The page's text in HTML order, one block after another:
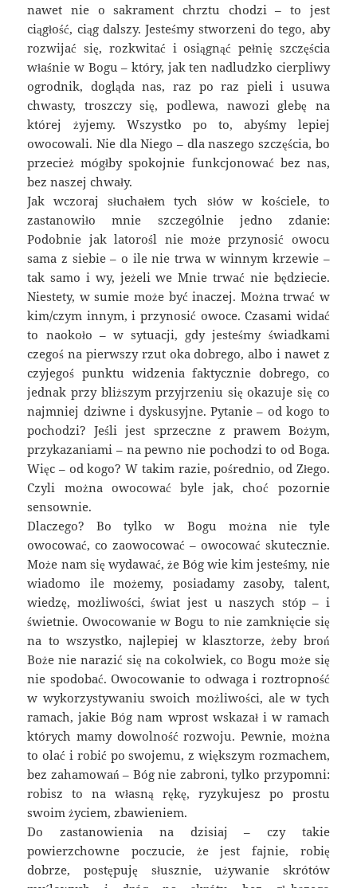
nawet nie o sakrament chrztu chodzi – to jest
ciągłość, ciąg dalszy. Jesteśmy stworzeni do tego, aby
rozwijać się, rozkwitać i osiągnąć pełnię szczęścia
właśnie w Bogu – który, jak ten nadludzko cierpliwy
ogrodnik, dogląda nas, raz po raz pieli i usuwa
chwasty, troszczy się, podlewa, nawozi glebę na
której żyjemy. Wszystko po to, abyśmy lepiej
owocowali. Nie dla Niego – dla naszego szczęścia, bo
przecież mógłby spokojnie funkcjonować bez nas,
bez naszej chwały.
Jak wczoraj słuchałem tych słów w kościele, to
zastanowiło mnie szczególnie jedno zdanie:
Podobnie jak latorośl nie może przynosić owocu
sama z siebie – o ile nie trwa w winnym krzewie –
tak samo i wy, jeżeli we Mnie trwać nie będziecie.
Niestety, w sumie może być inaczej. Można trwać w
kim/czym innym, i przynosić owoce. Czasami widać
to naokoło – w sytuacji, gdy jesteśmy świadkami
czegoś na pierwszy rzut oka dobrego, albo i nawet z
czyjegoś punktu widzenia faktycznie dobrego, co
jednak przy bliższym przyjrzeniu się okazuje się co
najmniej dziwne i dyskusyjne. Pytanie – od kogo to
pochodzi? Jeśli jest sprzeczne z prawem Bożym,
przykazaniami – na pewno nie pochodzi to od Boga.
Więc – od kogo? W takim razie, pośrednio, od Złego.
Czyli można owocować byle jak, choć pozornie
sensownie.
Dlaczego? Bo tylko w Bogu można nie tyle
owocować, co zaowocować – owocować skutecznie.
Może nam się wydawać, że Bóg wie kim jesteśmy, nie
wiadomo ile możemy, posiadamy zasoby, talent,
wiedzę, możliwości, świat jest u naszych stóp – i
świetnie. Owocowanie w Bogu to nie zamknięcie się
na to wszystko, najlepiej w klasztorze, żeby broń
Boże nie narazić się na cokolwiek, co Bogu może się
nie spodobać. Owocowanie to odwaga i roztropność
w wykorzystywaniu swoich możliwości, ale w tych
ramach, jakie Bóg nam wprost wskazał i w ramach
których mamy dowolność rozwoju. Pewnie, można
to olać i robić po swojemu, z większym rozmachem,
bez zahamowań – Bóg nie zabroni, tylko przypomni:
robisz to na własną rękę, ryzykujesz po prostu
swoim życiem, zbawieniem.
Do zastanowienia na dzisiaj – czy takie
powierzchowne poczucie, że jest fajnie, robię
dobrze, postępuję słusznie, używanie skrótów